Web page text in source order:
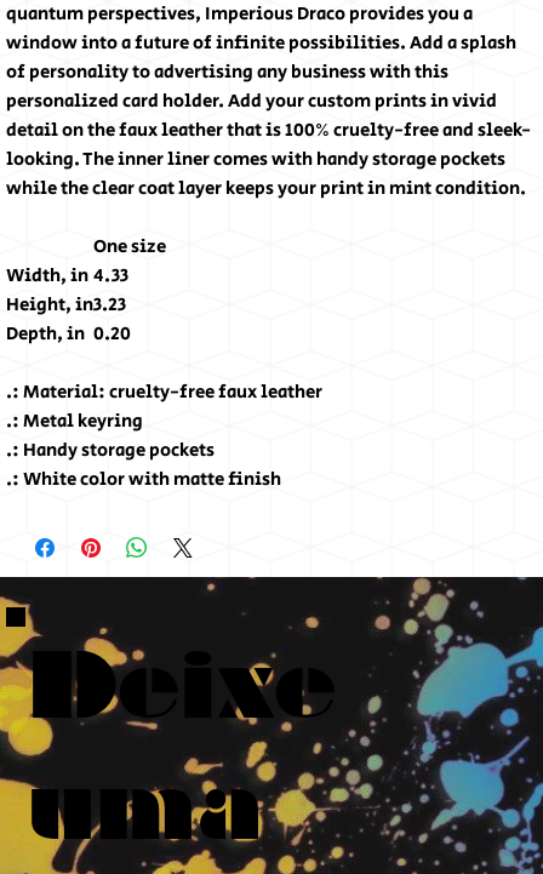
quantum perspectives, Imperious Draco provides you a
window into a future of infinite possibilities. Add a splash
of personality to advertising any business with this
personalized card holder. Add your custom prints in vivid
detail on the faux leather that is 100% cruelty-free and sleek-
looking. The inner liner comes with handy storage pockets
while the clear coat layer keeps your print in mint condition.
One size
Width, in4.33
Height, in3.23
Depth, in 0.20
.: Material: cruelty-free faux leather
.: Metal keyring
.: Handy storage pockets
.: White color with matte finish
Deixe
uma